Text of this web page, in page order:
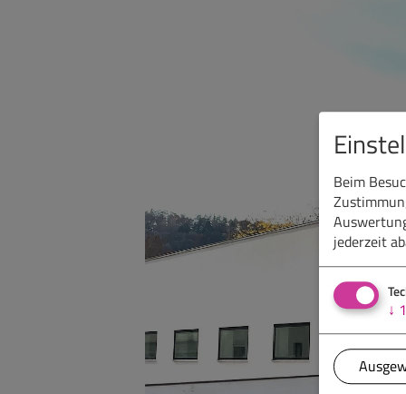
Beim
jederzeit
↓ 1